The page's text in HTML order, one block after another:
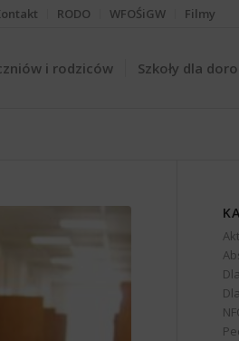
RODO WFOŚiGW Filmy
i rodziców Szkoły dla